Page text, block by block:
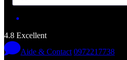
4.8 Excellent
Aide & Contact 0972217738